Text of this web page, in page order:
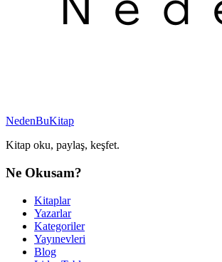
NedenBuKitap
Kitap oku, paylaş, keşfet.
Ne Okusam?
Kitaplar
Yazarlar
Kategoriler
Yayınevleri
Blog